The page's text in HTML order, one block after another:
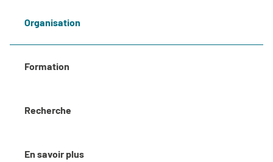
Organisation
Formation
Recherche
En savoir plus